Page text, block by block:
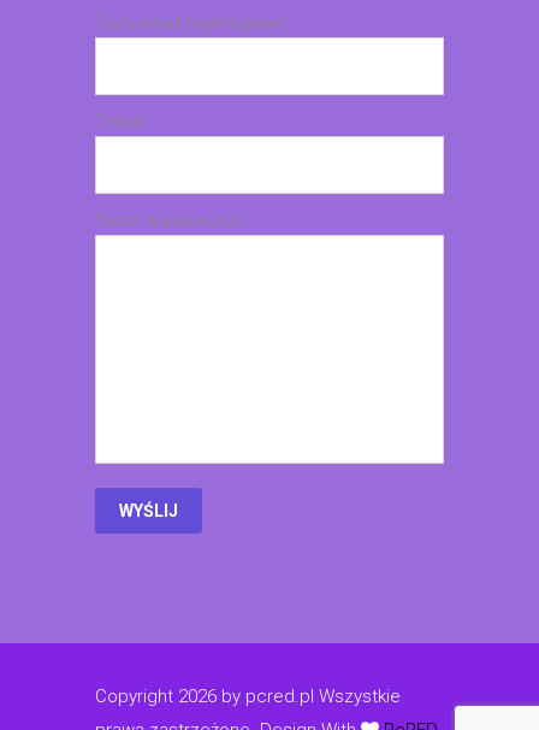
Twój email (wymagane)
Temat
Treść wiadomości
Copyright 2026 by pcred.pl Wszystkie